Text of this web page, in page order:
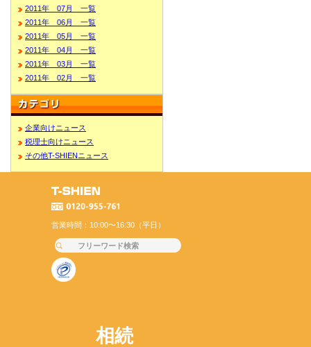
2011年 07月 一覧
2011年 06月 一覧
2011年 05月 一覧
2011年 04月 一覧
2011年 03月 一覧
2011年 02月 一覧
企業向けニュース
税理士向けニュース
その他T-SHIENニュース
営業時間：10:00〜16:30（平日）
相続